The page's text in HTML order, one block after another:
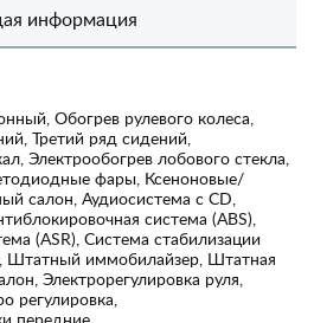
информация
Обогрев рулевого колеса,
Третий ряд сидений,
Электрообогрев лобового стекла,
фары, Ксеноновые/
салон, Аудиосистема с CD,
система (ABS),
(ASR), Система стабилизации
Штатный иммобилайзер, Штатная
Электрорегулировка руля,
регулировка,
передние,